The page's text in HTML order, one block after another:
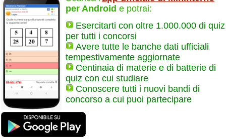
per Android e potrai:
Esercitarti con oltre 1.000.000 di quiz
per tutti i concorsi
Avere tutte le banche dati ufficiali
tempestivamente aggiornate
Centinaia di materie e di batterie di
quiz con cui studiare
Conoscere tutti i nuovi bandi di
concorso a cui puoi partecipare